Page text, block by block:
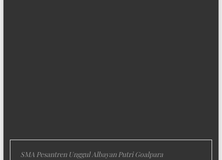
SMA Pesantren Unggul Albayan Putri Goalpara